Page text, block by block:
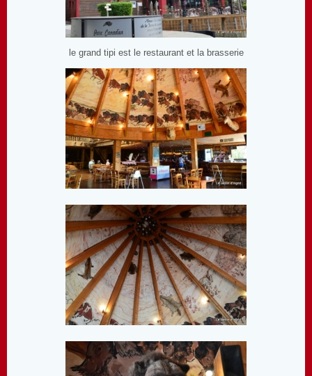
le grand tipi est le restaurant et la brasserie